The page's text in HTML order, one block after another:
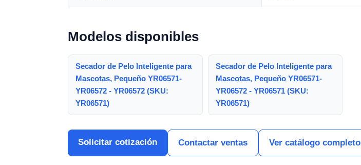
Modelos disponibles
Secador de Pelo Inteligente para
Mascotas, Pequeño YR06571-
YR06572 - YR06572 (SKU:
YR06571)
Secador de Pelo Inteligente para
Mascotas, Pequeño YR06571-
YR06572 - YR06571 (SKU:
YR06571)
Solicitar cotización Contactar ventas Ver catálogo completo